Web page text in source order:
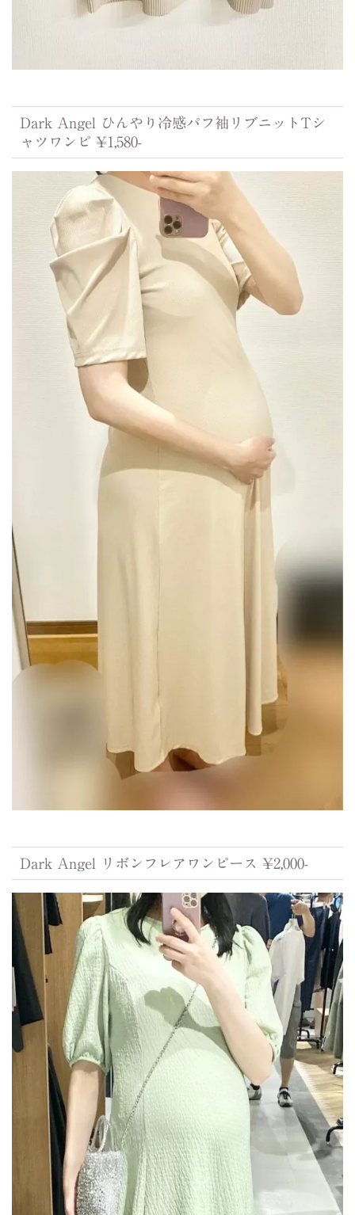
Dark Angel ひんやり冷感パフ袖リブニットTシ
ャツワンピ ¥1,580-
Dark Angel リボンフレアワンピース ¥2,000-